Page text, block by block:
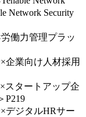
Network Security
働力管理プラッ
企業向け人材採用
スタートアップ企
P219
デジタルHRサー